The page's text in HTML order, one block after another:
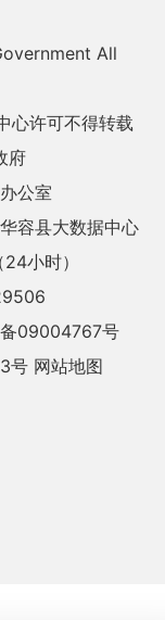
All
心许可不得转载
府
公室
容县大数据中心
小时）
09004767号
号 网站地图